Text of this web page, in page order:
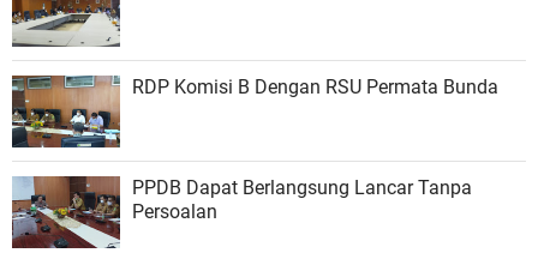
RDP Komisi B Dengan RSU Permata Bunda
PPDB Dapat Berlangsung Lancar Tanpa
Persoalan